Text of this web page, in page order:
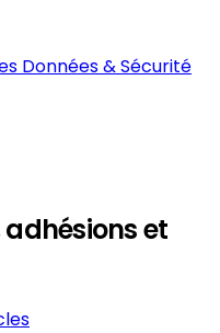
Données & Sécurité
et